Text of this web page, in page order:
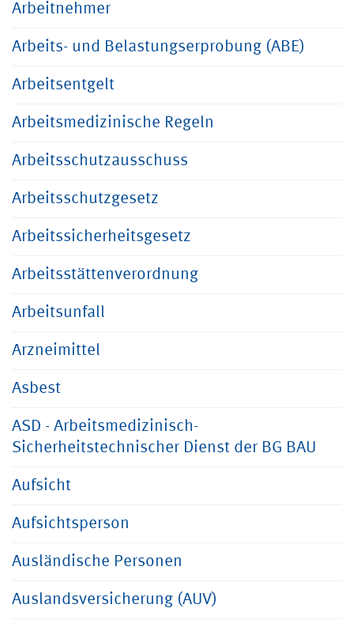
Arbeitnehmer
Arbeits- und Belastungserprobung (ABE)
Arbeitsentgelt
Arbeitsmedizinische Regeln
Arbeitsschutzausschuss
Arbeitsschutzgesetz
Arbeitssicherheitsgesetz
Arbeitsstättenverordnung
Arbeitsunfall
Arzneimittel
Asbest
ASD - Arbeitsmedizinisch-
Sicherheitstechnischer Dienst der BG BAU
Aufsicht
Aufsichtsperson
Ausländische Personen
Auslandsversicherung (AUV)